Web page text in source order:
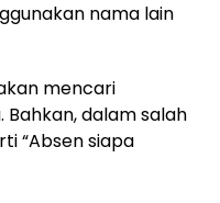
nama lain
mencari
dalam salah
“Absen siapa